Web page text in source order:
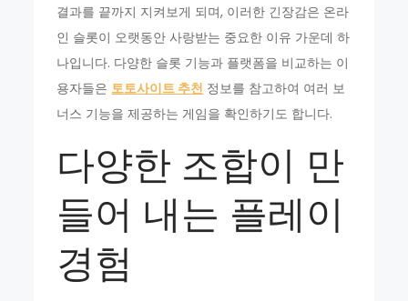
결과를 끝까지 지켜보게 되며, 이러한 긴장감은 온라
인 슬롯이 오랫동안 사랑받는 중요한 이유 가운데 하
나입니다. 다양한 슬롯 기능과 플랫폼을 비교하는 이
용자들은 토토사이트 추천 정보를 참고하여 여러 보
너스 기능을 제공하는 게임을 확인하기도 합니다.
다양한 조합이 만
들어 내는 플레이
경험